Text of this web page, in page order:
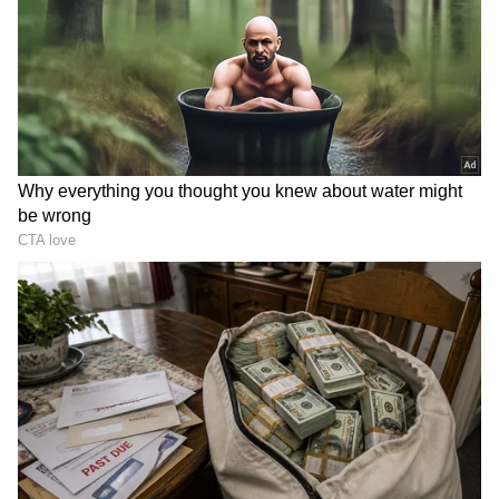
తానే సొంతంగా కథలు రాసుకుని యువతకి నచ్చేలా దానిని
స్క్రీన్ పై ప్రెజెంట్ చేశారు. పూరి చిత్రాల్లో బలమైన కథ
అంటూ ఏమి ఉండదు. ఆసక్తికరమైన పాయింట్ తీసుకుని
దాని చుట్టూ కథ అల్లేస్తారు. అయితే పూరి జగన్నాధ్ కి
కూడా కాపీ విమర్శలు ఎదురయ్యాయి.